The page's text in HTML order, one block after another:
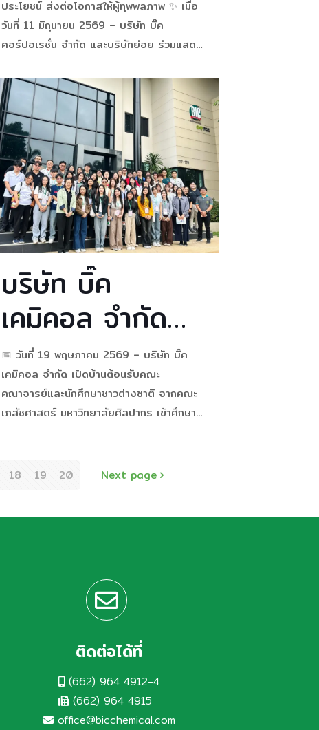
ย่อย ร่วมแสดง
พลังความรับผิด
ชอบต่อสังคมและ
สิ่งแวดล้อมตาม
แนวคิดเศรษฐกิจ
หมุนเวียน
(Circular
Economy)
ประโยชน์ ส่งต่อโอกาสให้ผู้ทุพพลภาพ ✨ เมื่อ
วันที่ 11 มิถุนายน 2569 – บริษัท บิ๊ค
คอร์ปอเรชั่น จำกัด และบริษัทย่อย ร่วมแสดง
ตามแนวคิดเศรษฐกิจหมุนเวียน (Circular
Economy) บริษัทฯ ส่งมอบแก้วพลาสติกแข็ง
สะอาดที่ผ่านการใช้งานแล้ว (ประเภทพอลิโพรพิ
ลีน (Polypropylene; PP)) ให้แก่ สถาบันสิริน
ธรเพื่อการฟื้นฟูสมรรถภาพทางการแพทย์แห่ง
ชาติ กรมการแพทย์[…]
บริษัท บิ๊ค
เคมิคอล จำกัด
เปิดบ้านต้อนรับ
คณะคณาจารย์
และนักศึกษาชาว
เภสัชศาสตร์
มหาวิทยาลัย
ศึกษาดูงานและ
เรียนรู้กระบวนการ
ผลิตเวชภัณฑ์
สำหรับสัตว์แบบ
📅 วันที่ 19 พฤษภาคม 2569 – บริษัท บิ๊ค
เคมิคอล จำกัด เปิดบ้านต้อนรับคณะ
คณาจารย์และนักศึกษาชาวต่างชาติ จากคณะ
เภสัชศาสตร์ มหาวิทยาลัยศิลปากร เข้าศึกษาดู
เรียนรู้ และสัมผัสประสบการณ์ตรงจากผู้
18 19 20 Next page
ติดต่อได้ที่
(662) 964 4912-4
(662) 964 4915
office@bicchemical.com